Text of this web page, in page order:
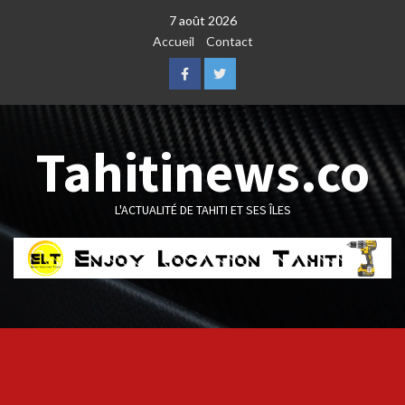
7 août 2026
Accueil
Contact
FacebookTwitter
Tahitinews.co
L'ACTUALITÉ DE TAHITI ET SES ÎLES